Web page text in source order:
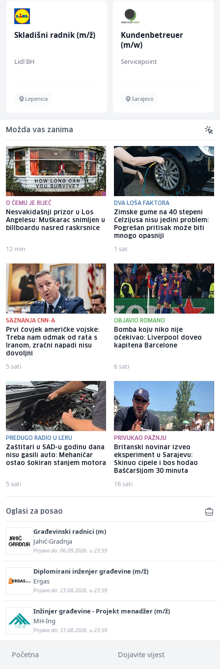
Skladišni radnik (m/ž)
Lidl BH
Lepenica
Kundenbetreuer
(m/w)
Servicepoint
Sarajevo
Možda vas zanima
O ČEMU JE RIJEČ
Nesvakidašnji prizor u Los
Angelesu: Muškarac snimljen u
billboardu nasred raskrsnice
12 min
DVA LOŠA FAKTORA
Zimske gume na 40 stepeni
Celzijusa nisu jedini problem:
Pogrešan pritisak može biti
mnogo opasniji
1 sat
SAZNANJA CNN-A
Prvi čovjek američke vojske:
Treba nam odmak od rata s
Iranom, zračni napadi nisu
dovoljni
5 sati
OBJAVIO ROMANO
Bomba koju niko nije
očekivao: Liverpool doveo
kapitena Barcelone
6 sati
PREDUGO RADIO U LERU
Zaštitari u SAD-u godinu dana
nisu gasili auto: Mehaničar
ostao šokiran stanjem motora
5 sati
PRIVUKAO PAŽNJU
Britanski novinar izveo
eksperiment u Sarajevu:
Skinuo cipele i bos hodao
Baščaršijom 30 minuta
16 sati
Oglasi za posao
Građevinski radnici (m)
Jahić-Gradnja
Prijava do: 06.09.2026. u 23:59
Diplomirani inženjer građevine (m/ž)
Ergas
Prijava do: 23.08.2026. u 23:59
Inžinjer građevine - Projekt menadžer (m/ž)
MH-Ing
Prijava do: 31.08.2026. u 23:59
Početna Dojavite vijest